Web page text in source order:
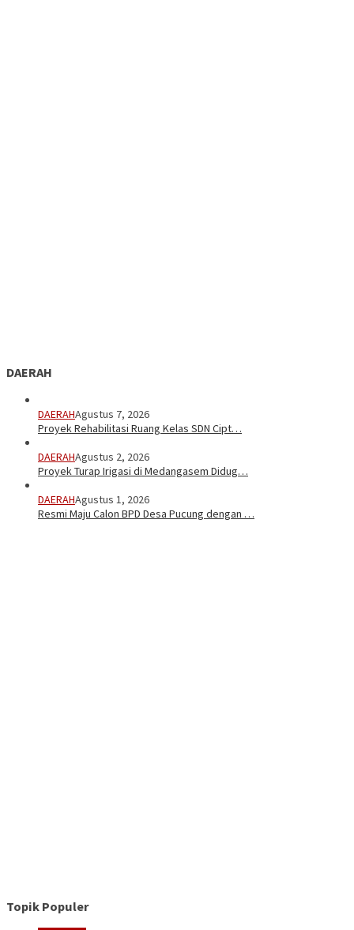
DAERAH
DAERAHAgustus 7, 2026
Proyek Rehabilitasi Ruang Kelas SDN Cipt…
DAERAHAgustus 2, 2026
Proyek Turap Irigasi di Medangasem Didug…
DAERAHAgustus 1, 2026
Resmi Maju Calon BPD Desa Pucung dengan …
Topik Populer